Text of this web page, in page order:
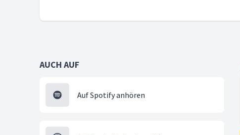
AUCH AUF
Auf Spotify anhören